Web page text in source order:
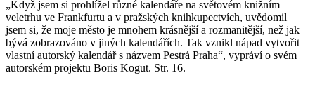
„Když jsem si prohlížel různé kalendáře na světovém knižním
veletrhu ve Frankfurtu a v pražských knihkupectvích, uvědomil
jsem si, že moje město je mnohem krásnější a rozmanitější, než jak
bývá zobrazováno v jiných kalendářích. Tak vznikl nápad vytvořit
vlastní autorský kalendář s názvem Pestrá Praha“, vypráví o svém
autorském projektu Boris Kogut. Str. 16.